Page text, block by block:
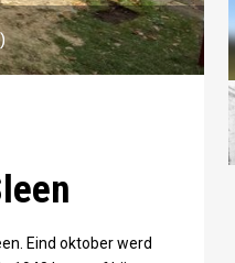
Eind oktober werd